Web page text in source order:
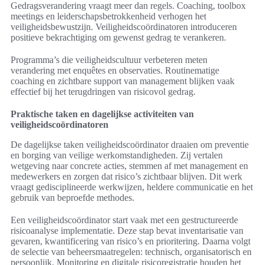
Gedragsverandering vraagt meer dan regels. Coaching, toolbox
meetings en leiderschapsbetrokkenheid verhogen het
veiligheidsbewustzijn. Veiligheidscoördinatoren introduceren
positieve bekrachtiging om gewenst gedrag te verankeren.
Programma’s die veiligheidscultuur verbeteren meten
verandering met enquêtes en observaties. Routinematige
coaching en zichtbare support van management blijken vaak
effectief bij het terugdringen van risicovol gedrag.
Praktische taken en dagelijkse activiteiten van
veiligheidscoördinatoren
De dagelijkse taken veiligheidscoördinator draaien om preventie
en borging van veilige werkomstandigheden. Zij vertalen
wetgeving naar concrete acties, stemmen af met management en
medewerkers en zorgen dat risico’s zichtbaar blijven. Dit werk
vraagt gedisciplineerde werkwijzen, heldere communicatie en het
gebruik van beproefde methodes.
Een veiligheidscoördinator start vaak met een gestructureerde
risicoanalyse implementatie. Deze stap bevat inventarisatie van
gevaren, kwantificering van risico’s en prioritering. Daarna volgt
de selectie van beheersmaatregelen: technisch, organisatorisch en
persoonlijk. Monitoring en digitale risicoregistratie houden het